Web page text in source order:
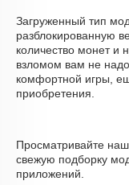
Загруженный тип
разблокированную
количество монет и
взломом вам не
комфортной игры,
приобретения.
Просматривайте
свежую подборку
приложений.